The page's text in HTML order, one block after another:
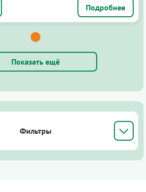
Подробнее
Показать ещё
Фильтры